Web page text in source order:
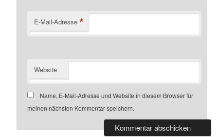
E-Mail-Adresse *
Website
Name, E-Mail-Adresse und Website in diesem Browser für
meinen nächsten Kommentar speichern.